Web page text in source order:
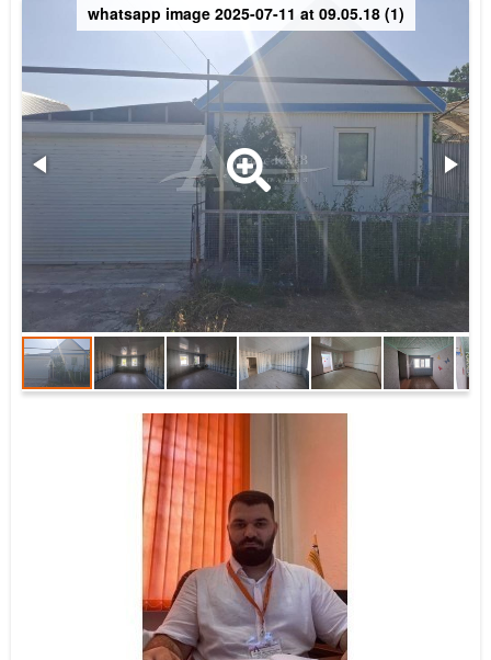
whatsapp image 2025-07-11 at 09.05.18 (1)